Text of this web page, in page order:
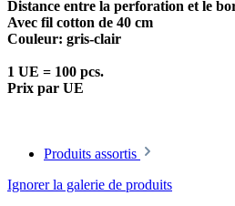
Distance entre la perforation et le
Avec fil cotton de 40 cm
Couleur: gris-clair
1 UE = 100 pcs.
Prix par UE
Produits assortis
Ignorer la galerie de produits